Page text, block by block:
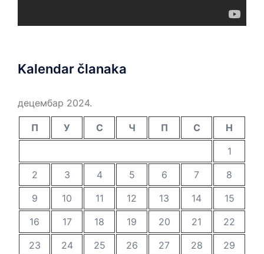
Kalendar članaka
децембар 2024.
П У С Ч П С
Н
1
2
3 4 5 6 7
8
9
10 11 12 13 14
15
16
17 18 19 20 21
22
23
24 25 26 27 28
29